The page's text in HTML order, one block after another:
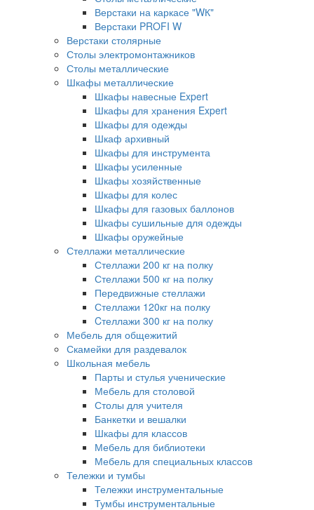
Верстаки на каркасе "WК"
Верстаки PROFI W
Верстаки столярные
Столы электромонтажников
Столы металлические
Шкафы металлические
Шкафы навесные Expert
Шкафы для хранения Expert
Шкафы для одежды
Шкаф архивный
Шкафы для инструмента
Шкафы усиленные
Шкафы хозяйственные
Шкафы для колес
Шкафы для газовых баллонов
Шкафы сушильные для одежды
Шкафы оружейные
Стеллажи металлические
Стеллажи 200 кг на полку
Стеллажи 500 кг на полку
Передвижные стеллажи
Стеллажи 120кг на полку
Cтеллажи 300 кг на полку
Мебель для общежитий
Скамейки для раздевалок
Школьная мебель
Парты и стулья ученические
Мебель для столовой
Столы для учителя
Банкетки и вешалки
Шкафы для классов
Мебель для библиотеки
Мебель для специальных классов
Тележки и тумбы
Тележки инструментальные
Тумбы инструментальные